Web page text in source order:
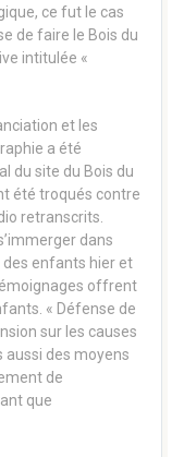
ce fut le cas
de faire le Bois du
intitulée «
et les
a été
du site du Bois du
été troqués contre
retranscrits.
dans
des enfants hier et
offrent
« Défense de
sur les causes
aussi des moyens
de
que